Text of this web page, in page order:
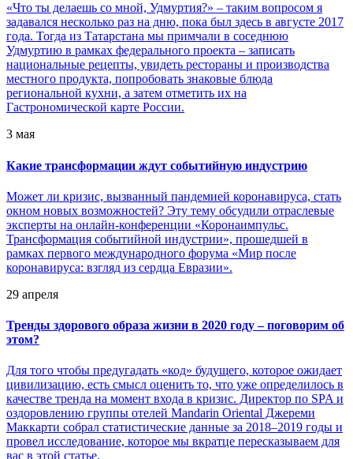
«Что ты делаешь со мной, Удмуртия?» – таким вопросом я
задавался несколько раз на дню, пока был здесь в августе 2017
года. Тогда из Татарстана мы примчали в соседнюю
Удмуртию в рамках федерального проекта – записать
национальные рецепты, увидеть рестораны и производства
местного продукта, попробовать знаковые блюда
региональной кухни, а затем отметить их на
Гастрономической карте России.
3 мая
Какие трансформации ждут событийную индустрию
Может ли кризис, вызванный пандемией коронавируса, стать
окном новых возможностей? Эту тему обсудили отраслевые
эксперты на онлайн-конференции «Коронаимпульс.
Трансформация событийной индустрии», прошедшей в
рамках первого международного форума «Мир после
коронавируса: взгляд из сердца Евразии».
29 апреля
Тренды здорового образа жизни в 2020 году – поговорим об
этом?
Для того чтобы предугадать «код» будущего, которое ожидает
цивилизацию, есть смысл оценить то, что уже определилось в
качестве тренда на момент входа в кризис. Директор по SPA и
оздоровлению группы отелей Mandarin Oriental Джереми
Маккарти собрал статистические данные за 2018–2019 годы и
провел исследование, которое мы вкратце пересказываем для
вас в этой статье.